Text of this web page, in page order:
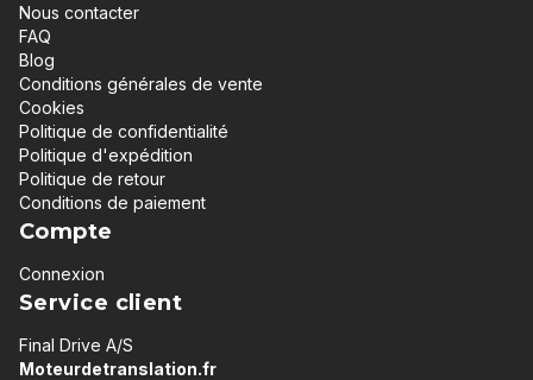
Nous contacter
FAQ
Blog
Conditions générales de vente
Cookies
Politique de confidentialité
Politique d'expédition
Politique de retour
Conditions de paiement
Compte
Connexion
Service client
Final Drive A/S
Moteurdetranslation.fr